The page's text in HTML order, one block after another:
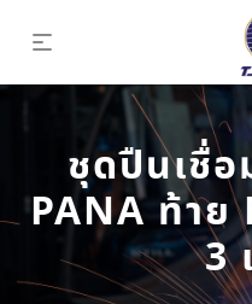
ชุดปืนเชื่
PANA ท้าย
3